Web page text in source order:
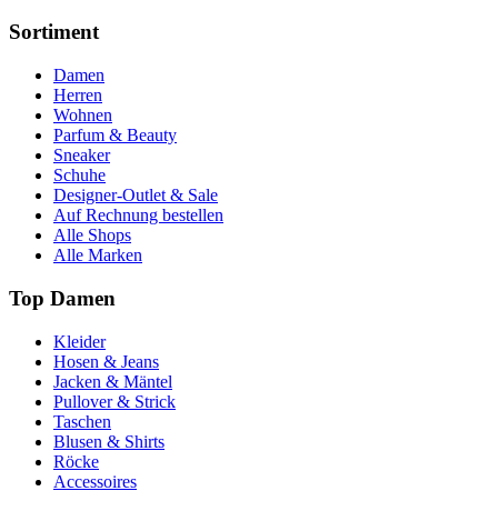
Sortiment
Damen
Herren
Wohnen
Parfum & Beauty
Sneaker
Schuhe
Designer-Outlet & Sale
Auf Rechnung bestellen
Alle Shops
Alle Marken
Top Damen
Kleider
Hosen & Jeans
Jacken & Mäntel
Pullover & Strick
Taschen
Blusen & Shirts
Röcke
Accessoires